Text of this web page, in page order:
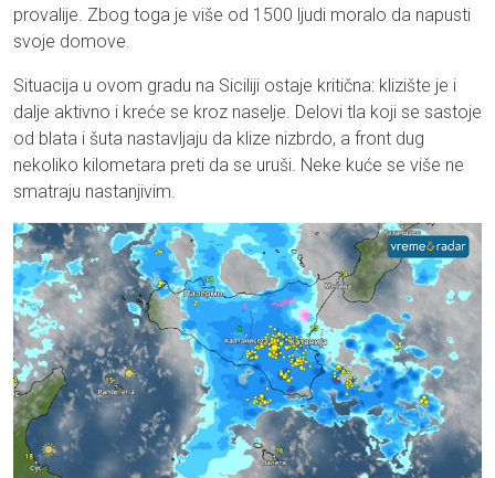
provalije. Zbog toga je više od 1500 ljudi moralo da napusti
svoje domove.
Situacija u ovom gradu na Siciliji ostaje kritična: klizište je i
dalje aktivno i kreće se kroz naselje. Delovi tla koji se sastoje
od blata i šuta nastavljaju da klize nizbrdo, a front dug
nekoliko kilometara preti da se uruši. Neke kuće se više ne
smatraju nastanjivim.